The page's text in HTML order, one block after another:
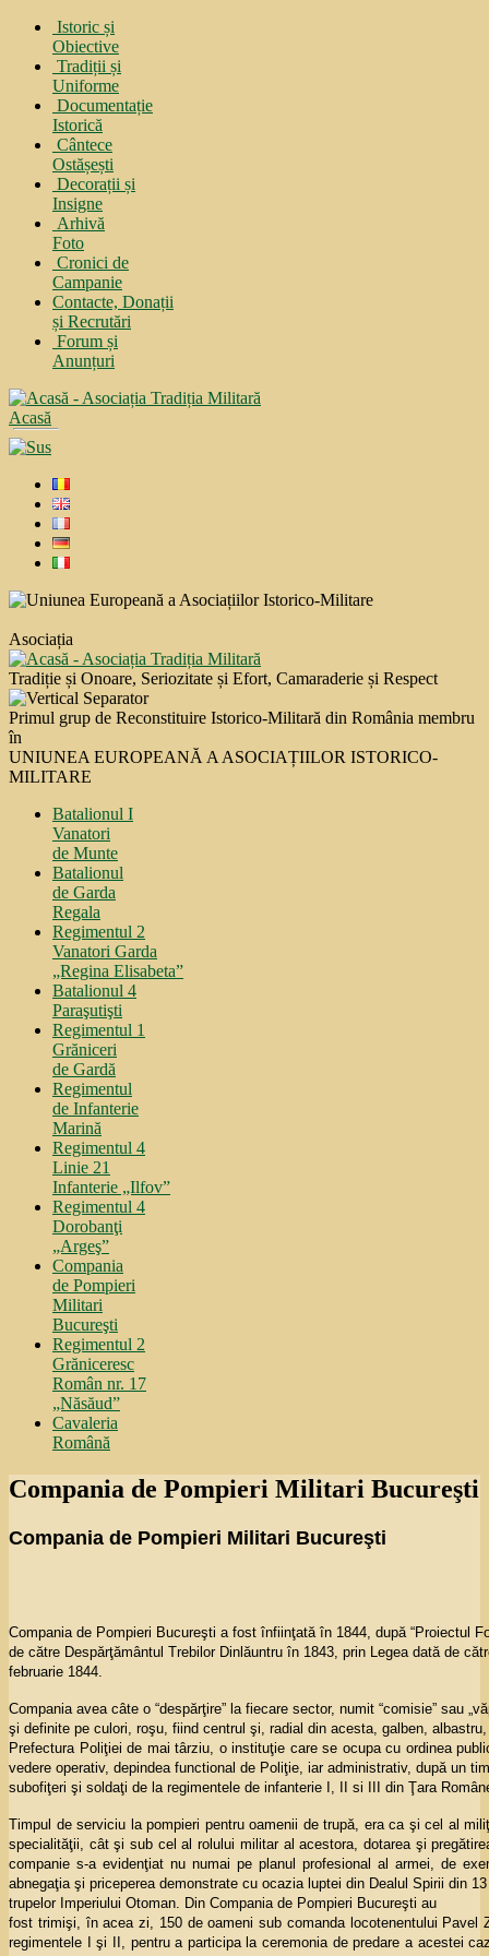
Istoric și
Obiective
Tradiții și
Uniforme
Documentație
Istorică
Cântece
Ostășești
Decorații și
Insigne
Arhivă
Foto
Cronici de
Campanie
Contacte, Donații
și Recrutări
Forum și
Anunțuri
Acasă
Asociația
Tradiție și Onoare, Seriozitate și Efort, Camaraderie și Respect
Primul grup de Reconstituire Istorico-Militară din România membru
în
UNIUNEA EUROPEANĂ A ASOCIAȚIILOR ISTORICO-
MILITARE
Batalionul I
Vanatori
de Munte
Batalionul
de Garda
Regala
Regimentul 2
Vanatori Garda
„Regina Elisabeta”
Batalionul 4
Paraşutişti
Regimentul 1
Grăniceri
de Gardă
Regimentul
de Infanterie
Marină
Regimentul 4
Linie 21
Infanterie „Ilfov”
Regimentul 4
Dorobanţi
„Argeş”
Compania
de Pompieri
Militari
Bucureşti
Regimentul 2
Grăniceresc
Român nr. 17
„Năsăud”
Cavaleria
Română
Compania de Pompieri Militari Bucureşti
Compania de Pompieri Militari Bucureşti
Compania de Pompieri Bucureşti a fost înfiinţată în 1844, după “Proiectul
de către Despărţământul Trebilor Dinlăuntru în 1843, prin Legea dată de
februarie 1844.
Compania avea câte o “despărţire” la fiecare sector, numit “comisie” sau
şi definite pe culori, roşu, fiind centrul şi, radial din acesta, galben,
Prefectura Poliţiei de mai târziu, o instituţie care se ocupa cu ordinea
vedere operativ, depindea functional de Poliţie, iar administrativ, după un
subofiţeri şi soldaţi de la regimentele de infanterie I, II si III din Ţara
Timpul de serviciu la pompieri pentru oamenii de trupă, era ca şi cel al
specialităţii, cât şi sub cel al rolului militar al acestora, dotarea şi
companie s-a evidenţiat nu numai pe planul profesional al armei, de
abnegaţia şi priceperea demonstrate cu ocazia luptei din Dealul Spirii din
trupelor Imperiului Otoman. Din Compania de Pompieri Bucureşti au
fost trimişi, în acea zi, 150 de oameni sub comanda locotenentului
regimentele I şi II, pentru a participa la ceremonia de predare a acestei